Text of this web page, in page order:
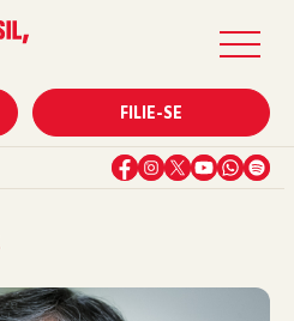
FILIE-SE